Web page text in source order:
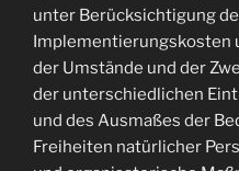
unter Berücksichtigung
Implementierungskosten
der Umstände und der
der unterschiedlichen
und des Ausmaßes der
Freiheiten natürlicher